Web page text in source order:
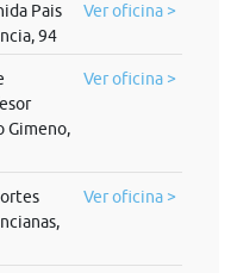
Pais
94
Ver oficina >
Gimeno,
Ver oficina >
Ver oficina >